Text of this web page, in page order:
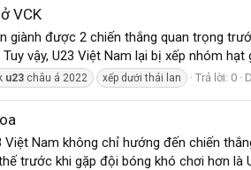
VCK
được 2 chiến thắng quan trọng
vậy, U23 Việt Nam lại bị xếp nhóm
u23 châu á 2022 xếp dưới thái lan Trả lời: 0
Nam không chỉ hướng đến chiến
trước khi gặp đội bóng khó chơi hơn là